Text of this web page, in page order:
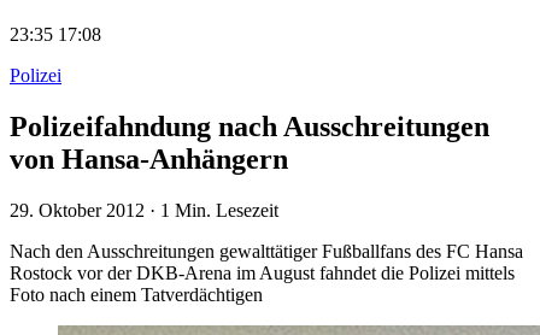
23:35 17:08
Polizei
Polizeifahndung nach Ausschreitungen
von Hansa-Anhängern
29. Oktober 2012 · 1 Min. Lesezeit
Nach den Ausschreitungen gewalttätiger Fußballfans des FC Hansa
Rostock vor der DKB-Arena im August fahndet die Polizei mittels
Foto nach einem Tatverdächtigen